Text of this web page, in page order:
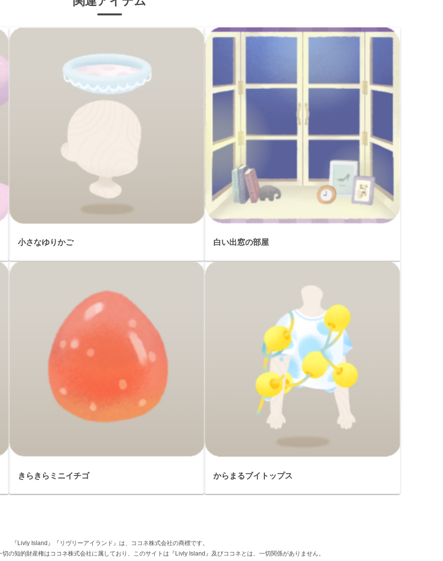
小さなゆりかご 白い出窓の部屋
きらきらミニイチゴ からまるブイトップス
『Livly Island』『リヴリーアイランド』は、ココネ株式会社の商標です。
切の知的財産権はココネ株式会社に属しており、このサイトは『Livly Island』及びココネとは、一切関係がありません。